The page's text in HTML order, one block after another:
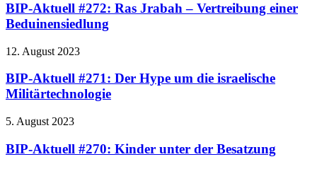
BIP-Aktuell #272: Ras Jrabah – Vertreibung einer
Beduinensiedlung
12. August 2023
BIP-Aktuell #271: Der Hype um die israelische
Militärtechnologie
5. August 2023
BIP-Aktuell #270: Kinder unter der Besatzung